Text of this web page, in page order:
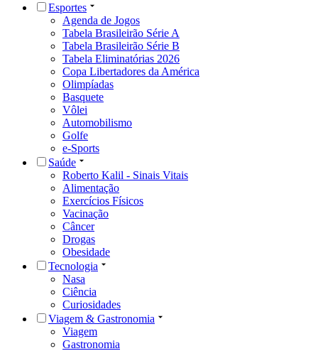
Esportes
Agenda de Jogos
Tabela Brasileirão Série A
Tabela Brasileirão Série B
Tabela Eliminatórias 2026
Copa Libertadores da América
Olimpíadas
Basquete
Vôlei
Automobilismo
Golfe
e-Sports
Saúde
Roberto Kalil - Sinais Vitais
Alimentação
Exercícios Físicos
Vacinação
Câncer
Drogas
Obesidade
Tecnologia
Nasa
Ciência
Curiosidades
Viagem & Gastronomia
Viagem
Gastronomia